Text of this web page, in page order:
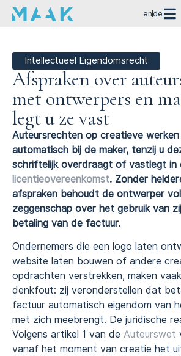
en de
Intellectueel Eigendomsrecht
Afspraken over
met ontwerpers en
legt u ze vast
Auteursrechten op creatieve werken
automatisch bij de maker, tenzij u
schriftelijk overdraagt of vastlegt in
licentieovereenkomst. Zonder
afspraken behoudt de ontwerper
zeggenschap over het gebruik van
betaling van de factuur.
Ondernemers die een logo laten
website laten bouwen of andere
opdrachten verstrekken, maken
denkfout: zij veronderstellen dat
factuur automatisch eigendom van
met zich meebrengt. De juridische
Volgens artikel 1 van de Auteurswet
vanaf het moment van creatie het